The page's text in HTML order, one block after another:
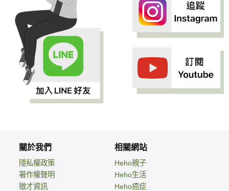
關於我們
隱私權政策
著作權聲明
徵才資訊
相關網站
Heho親子
Heho生活
Heho癌症